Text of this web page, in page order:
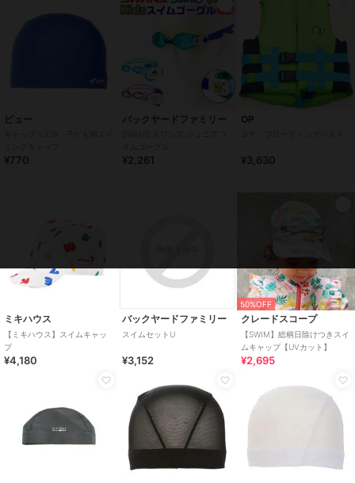
ビュー
¥770
バックヤードファミリー
¥2,261
OP
¥3,630
ミキハウス
【ミキハウス】スイムキャッ
プ
¥4,180
バックヤードファミリー
スイムセットU
¥3,152
50%OFF
クレードスコープ
【SWIM】総柄日除けつきスイ
ムキャップ【UVカット】
¥2,695